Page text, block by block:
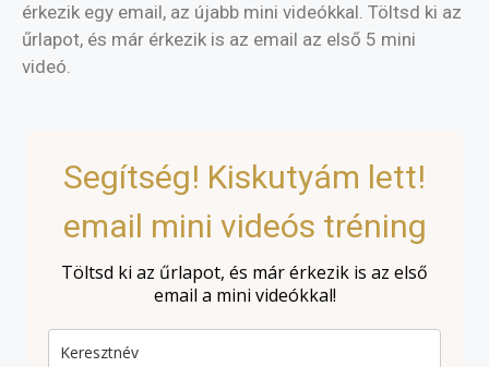
érkezik egy email, az újabb mini videókkal. Töltsd ki az
űrlapot, és már érkezik is az email az első 5 mini
videó.
Segítség! Kiskutyám lett!
email mini videós tréning
Töltsd ki az űrlapot, és már érkezik is az első
email a mini videókkal!